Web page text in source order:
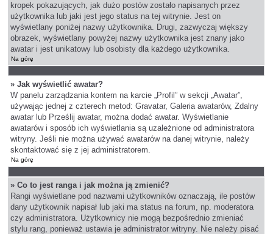
kropek pokazujących, jak dużo postów zostało napisanych przez
użytkownika lub jaki jest jego status na tej witrynie. Jest on
wyświetlany poniżej nazwy użytkownika. Drugi, zazwyczaj większy
obrazek, wyświetlany powyżej nazwy użytkownika jest znany jako
awatar i jest unikatowy lub osobisty dla każdego użytkownika.
Na górę
» Jak wyświetlić awatar?
W panelu zarządzania kontem na karcie „Profil” w sekcji „Awatar”,
używając jednej z czterech metod: Gravatar, Galeria awatarów, Zdalny
awatar lub Prześlij awatar, można dodać awatar. Wyświetlanie
awatarów i sposób ich wyświetlania są uzależnione od administratora
witryny. Jeśli nie można używać awatarów na danej witrynie, należy
skontaktować się z jej administratorem.
Na górę
» Co to jest ranga i jak można ją zmienić?
Rangi wyświetlane pod nazwami użytkowników oznaczają, ile postów
dany użytkownik napisał lub jaki ma status na forum, np. moderatora
czy administratora. Użytkownicy nie mogą bezpośrednio zmieniać
stylu rang, ponieważ ustawia je administrator witryny. Nie należy pisać